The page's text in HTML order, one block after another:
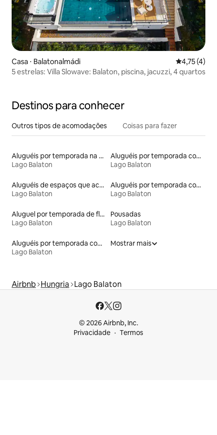
Casa ⋅ Balatonalmádi 4,75 de
4,75 (4)
5 estrelas: Villa Slowave: Balaton, piscina, jacuzzi, 4 quartos
Destinos para conhecer
Outros tipos de acomodações Coisas para fazer
Aluguéis por temporada na orla
Lago Balaton
Aluguéis por temporada com acesso ao lago
Lago Balaton
Aluguéis de espaços que aceitam animais de estimação
Lago Balaton
Aluguéis por temporada com sauna
Lago Balaton
Aluguel por temporada de flats
Lago Balaton
Pousadas
Lago Balaton
Aluguéis por temporada com suítes privativas
Lago Balaton
Mostrar mais
Airbnb Hungria Lago Balaton
© 2026 Airbnb, Inc.
Privacidade
Termos